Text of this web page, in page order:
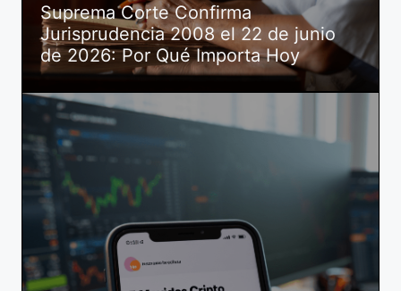
Suprema Corte Confirma
Jurisprudencia 2008 el 22 de junio
de 2026: Por Qué Importa Hoy